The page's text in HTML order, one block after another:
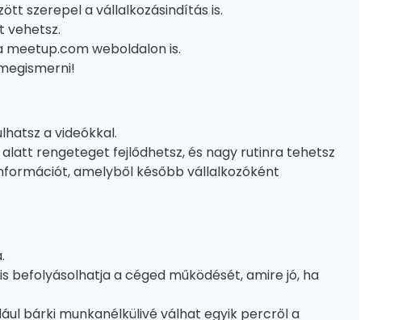
szerepel a vállalkozásindítás is.
vehetsz.
weboldalon is.
a videókkal.
rengeteget fejlődhetsz, és nagy rutinra tehetsz
amelyből később vállalkozóként
befolyásolhatja a céged működését, amire jó, ha
bárki munkanélkülivé válhat egyik percről a